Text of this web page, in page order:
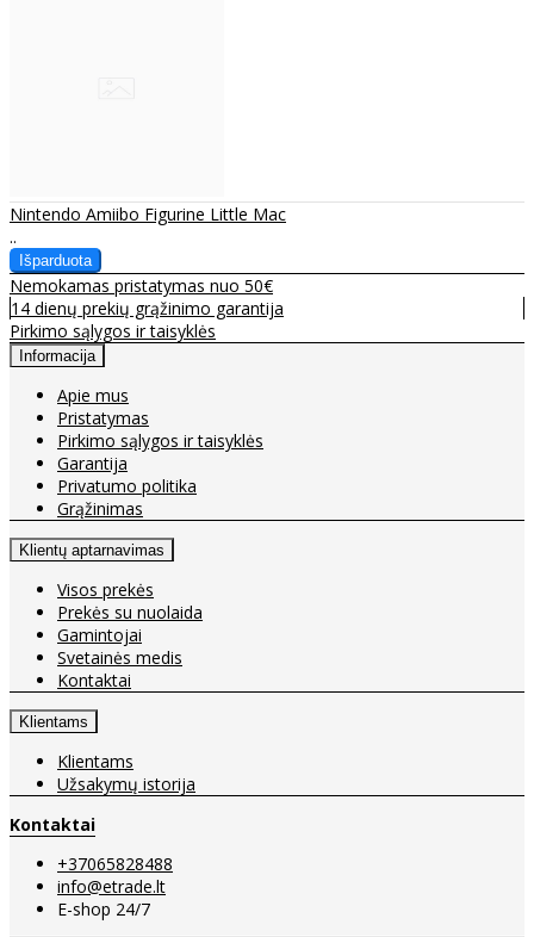
Nintendo Amiibo Figurine Little Mac
..
Nemokamas pristatymas nuo 50€
14 dienų prekių grąžinimo garantija
Pirkimo sąlygos ir taisyklės
Informacija
Apie mus
Pristatymas
Pirkimo sąlygos ir taisyklės
Garantija
Privatumo politika
Grąžinimas
Klientų aptarnavimas
Visos prekės
Prekės su nuolaida
Gamintojai
Svetainės medis
Kontaktai
Klientams
Klientams
Užsakymų istorija
Kontaktai
+37065828488
info@etrade.lt
E-shop 24/7